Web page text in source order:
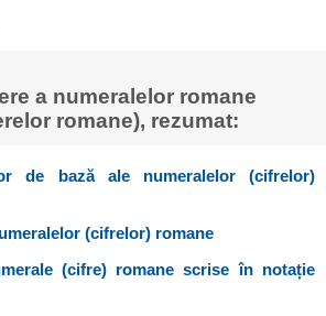
a numeralelor romane
romane), rezumat:
de bază ale numeralelor (cifrelor)
(cifrelor) romane
(cifre) romane scrise în notație